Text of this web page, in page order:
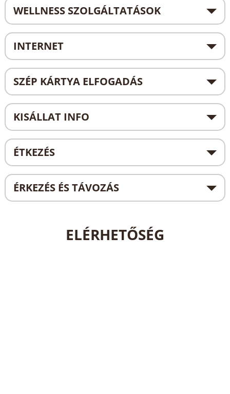
WELLNESS SZOLGÁLTATÁSOK
INTERNET
SZÉP KÁRTYA ELFOGADÁS
KISÁLLAT INFO
ÉTKEZÉS
ÉRKEZÉS ÉS TÁVOZÁS
ELÉRHETŐSÉG